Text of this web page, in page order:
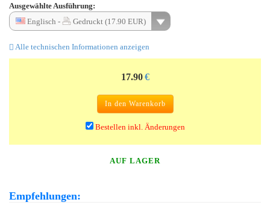
Ausgewählte Ausführung:
Englisch -
Gedruckt (17.90 EUR)
Alle technischen Informationen anzeigen
17.90 €
In den Warenkorb
Bestellen inkl. Änderungen
AUF LAGER
Empfehlungen: